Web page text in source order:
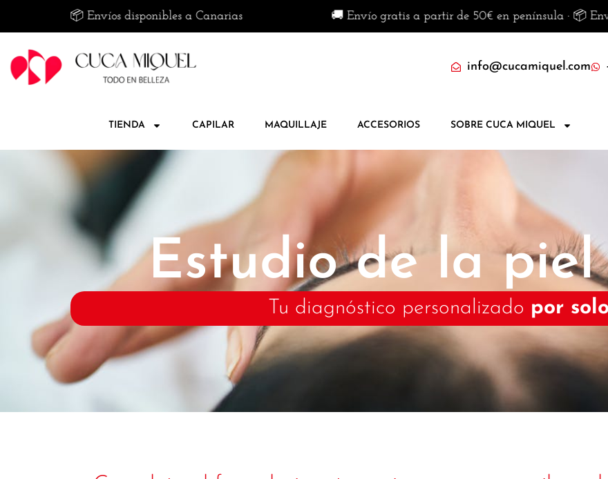
Envíos disponibles a Canarias 🚚 Envío gratis a partir de 50€ en península · 📦 Envíos
info@cucamiquel.com
TIENDA CAPILAR MAQUILLAJE ACCESORIOS SOBRE CUCA MIQUEL
Estudio de la
Tu diagnóstico personalizado por